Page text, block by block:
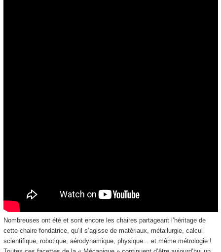
Nombreuses ont été et sont encore les chaires partageant l’héritage de
cette chaire fondatrice, qu’il s’agisse de matériaux, métallurgie, calcul
scientifique, robotique, aérodynamique, physique... et même métrologie !